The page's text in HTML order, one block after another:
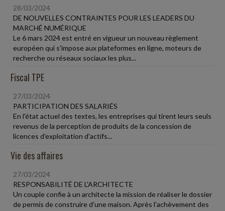
28/03/2024
DE NOUVELLES CONTRAINTES POUR LES LEADERS DU
MARCHÉ NUMÉRIQUE
Le 6 mars 2024 est entré en vigueur un nouveau règlement
européen qui s'impose aux plateformes en ligne, moteurs de
recherche ou réseaux sociaux les plus...
Fiscal TPE
27/03/2024
PARTICIPATION DES SALARIÉS
En l'état actuel des textes, les entreprises qui tirent leurs seuls
revenus de la perception de produits de la concession de
licences d'exploitation d'actifs...
Vie des affaires
27/03/2024
RESPONSABILITÉ DE L'ARCHITECTE
Un couple confie à un architecte la mission de réaliser le dossier
de permis de construire d'une maison. Après l'achèvement des